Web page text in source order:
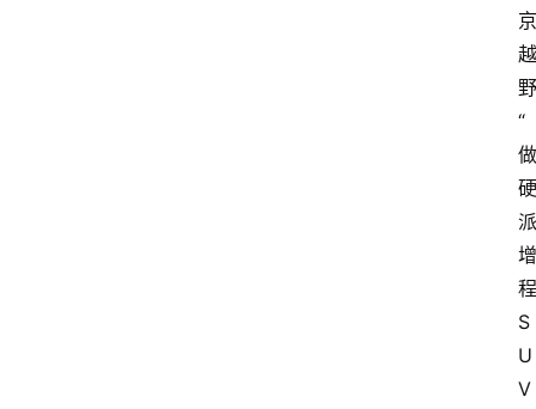
京
越
野
“
做
硬
派
增
程
S
U
V